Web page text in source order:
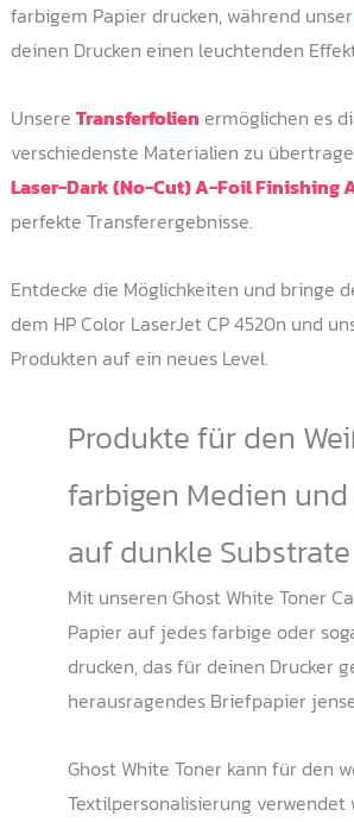
farbigem Papier drucken, während unser
deinen Drucken einen leuchtenden
Unsere Transferfolien ermöglichen es
verschiedenste Materialien zu
Laser-Dark (No-Cut) A-Foil Finishing
perfekte Transferergebnisse.
Entdecke die Möglichkeiten und bringe
dem HP Color LaserJet CP 4520n und
Produkten auf ein neues Level.
Produkte für den
farbigen Medien
auf dunkle Substrate
Mit unseren Ghost White Toner
Papier auf jedes farbige oder
drucken, das für deinen Drucker
herausragendes Briefpapier
Ghost White Toner kann für den
Textilpersonalisierung verwendet